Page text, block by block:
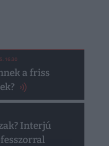
16:30
a friss
Interjú